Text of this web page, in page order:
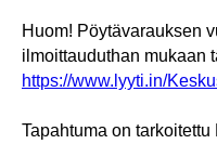
Huom! Pöytävarauksen
ilmoittauduthan mukaan
https://www.lyyti.in/
Tapahtuma on